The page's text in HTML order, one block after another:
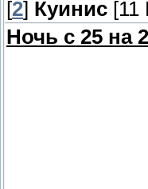
[2] Куинис
Ночь с 25 на